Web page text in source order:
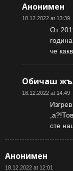
Анонимен
18.12.2022 at 13:39
От
че
Обичаш
18.12.2022 at 14:49
сте
Анонимен
18.12.2022 at 12:01